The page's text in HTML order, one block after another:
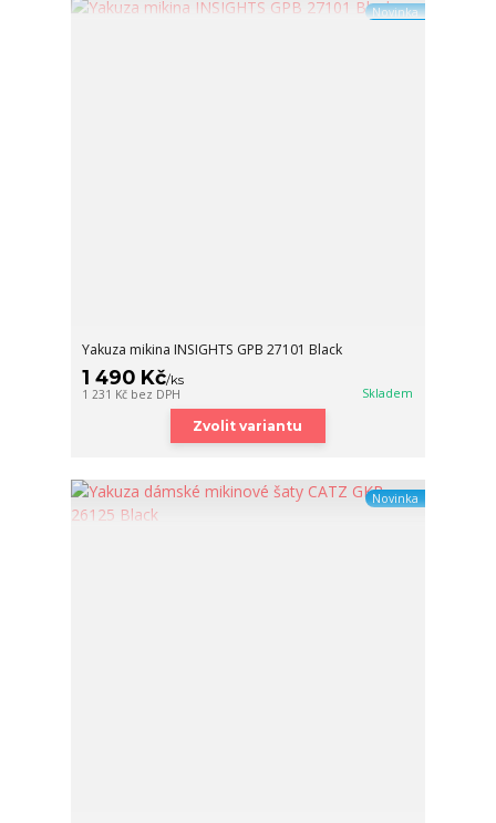
Novinka
Yakuza mikina INSIGHTS GPB 27101 Black
1 490 Kč/ks
1 231 Kč bez DPH Skladem
Zvolit variantu
Novinka